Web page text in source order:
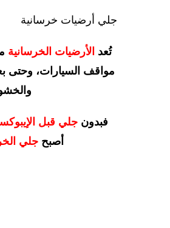
جلي أرضيات خرسانية
تُعد الأرضيات الخرسانية
مواقف السيارات، وحتى
فبدون جلي قبل
أصبح جلي